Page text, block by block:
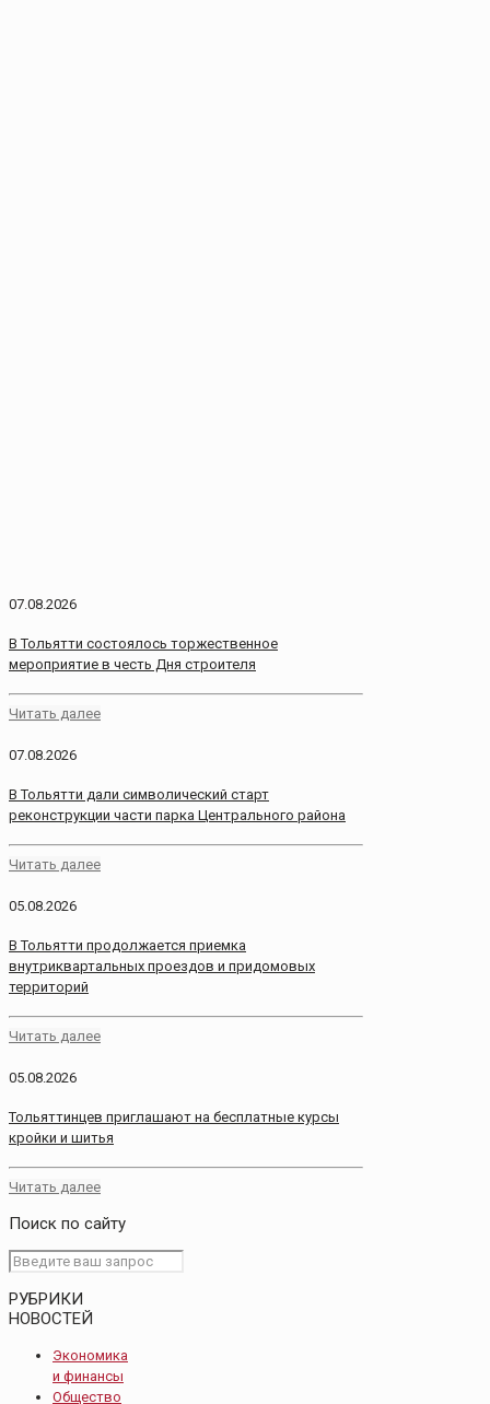
07.08.2026
В Тольятти состоялось торжественное
мероприятие в честь Дня строителя
Читать далее
07.08.2026
В Тольятти дали символический старт
реконструкции части парка Центрального района
Читать далее
05.08.2026
В Тольятти продолжается приемка
внутриквартальных проездов и придомовых
территорий
Читать далее
05.08.2026
Тольяттинцев приглашают на бесплатные курсы
кройки и шитья
Читать далее
Поиск по сайту
РУБРИКИ
НОВОСТЕЙ
Экономика
и финансы
Общество